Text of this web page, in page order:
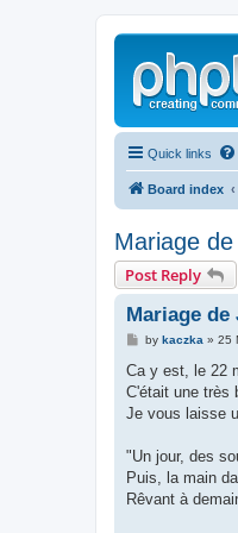
Quick links
Board index
Mariage
Post Reply
Mariage de
P
s
by kaczka » 25
Ca y est, le 22
C'était une très
Je vous laisse
"Un jour, des
Puis, la main
Rêvant à